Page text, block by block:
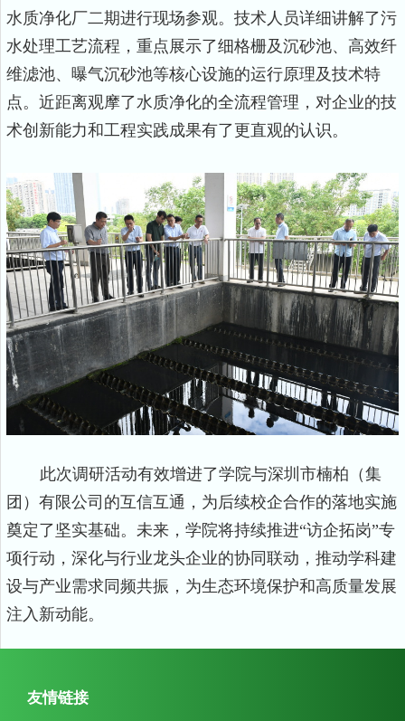
水质净化厂二期进行现场参观。技术人员详细讲解了污
水处理工艺流程，重点展示了细格栅及沉砂池、高效纤
维滤池、曝气沉砂池等核心设施的运行原理及技术特
点。近距离观摩了水质净化的全流程管理，对企业的技
术创新能力和工程实践成果有了更直观的认识。
此次调研活动有效增进了学院与深圳市楠柏（集
团）有限公司的互信互通，为后续校企合作的落地实施
奠定了坚实基础。未来，学院将持续推进“访企拓岗”专
项行动，深化与行业龙头企业的协同联动，推动学科建
设与产业需求同频共振，为生态环境保护和高质量发展
注入新动能。
友情链接